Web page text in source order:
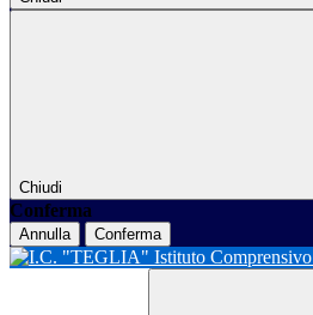
Chiudi
Conferma
Annulla Conferma
Istituto Comprensivo